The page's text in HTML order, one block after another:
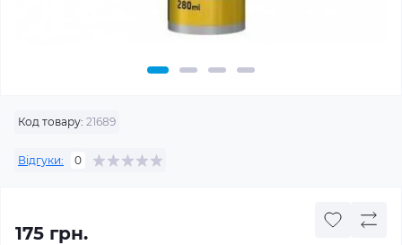
Код товару: 21689
Відгуки: 0
175 грн.